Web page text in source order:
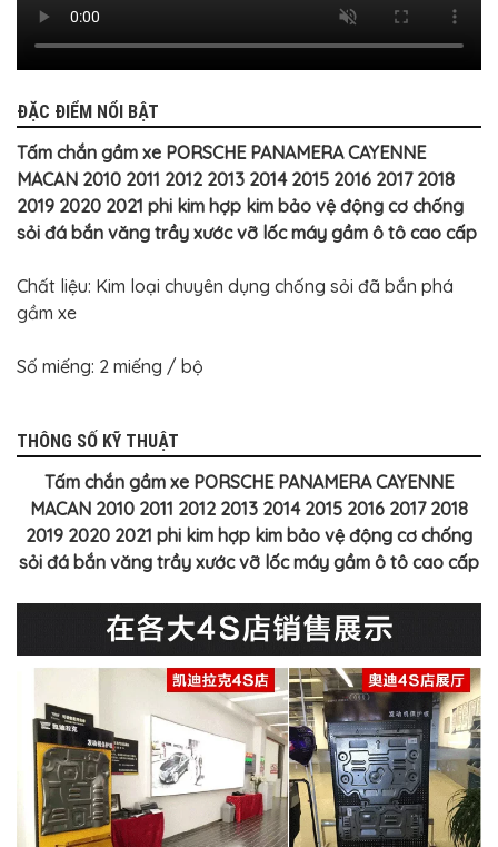
CẤP
CHƠI
ĐẠP
ĐỒ
CÔNG
NGHỆ
KHÁC
ĐẶC ĐIỂM NỔI BẬT
Tấm chắn gầm xe PORSCHE PANAMERA CAYENNE
MACAN 2010 2011 2012 2013 2014 2015 2016 2017 2018
2019 2020 2021 phi kim hợp kim bảo vệ động cơ chống
sỏi đá bắn văng trầy xước vỡ lốc máy gầm ô tô cao cấp
Chất liệu: Kim loại chuyên dụng chống sỏi đã bắn phá
gầm xe
Số miếng: 2 miếng / bộ
THÔNG SỐ KỸ THUẬT
Tấm chắn gầm xe PORSCHE PANAMERA CAYENNE
MACAN 2010 2011 2012 2013 2014 2015 2016 2017 2018
2019 2020 2021 phi kim hợp kim bảo vệ động cơ chống
sỏi đá bắn văng trầy xước vỡ lốc máy gầm ô tô cao cấp